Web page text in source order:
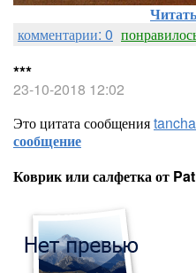
комментарии: 0
***
23-10-2018 12:02
Это цитата сообщения
сообщение
Коврик или салфетка от